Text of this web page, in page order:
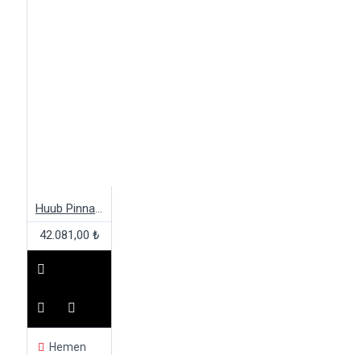
Huub Pinnacle Kadın Wetsuit
42.081,00 ₺
Hemen